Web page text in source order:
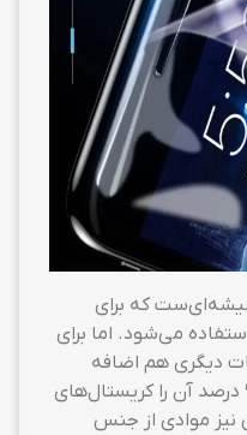
که برای
می‌شود. اما برای
دیگری هم اضافه
می‌شوند. به طور کلی ۹۵ الی ۹۸ درصد آن را کریستال‌های
موادی از جنس